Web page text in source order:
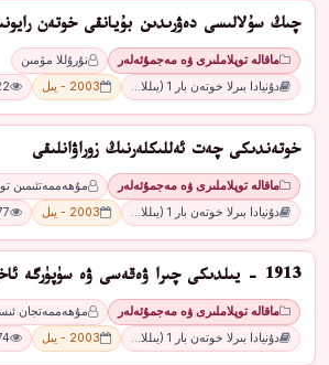
چىڭ سۇلالىسى دەۋرىدىن بۇيانقى خوتەن
ماقالە توپلاملىرى ۋە مەجمۇئەلەر
نۇرۇللا مۆمىن
دۇنيادا بىرلا خوتەن بار 1 (يىللا…
2003 - يىل
خوتەندىكى چەت ئەللىكلەرنىڭ زوراۋانلىقى
ماقالە توپلاملىرى ۋە مەجمۇئەلەر
مۇھەممەتئىمىن
دۇنيادا بىرلا خوتەن بار 1 (يىللا…
2003 - يىل
1913 - يىلدىكى چىرا ۋەقەسى ۋە سۈپۈرگە ئاخۇن
ماقالە توپلاملىرى ۋە مەجمۇئەلەر
مۇھەممەتجان
دۇنيادا بىرلا خوتەن بار 1 (يىللا…
2003 - يىل